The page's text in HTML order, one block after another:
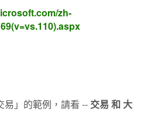
zh-
易」的範例，請看 -- 交易 和 大